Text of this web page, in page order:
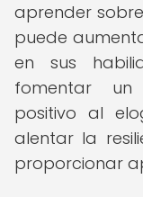
aprender
puede
en sus
fomentar un
positivo al
alentar la
proporcionar